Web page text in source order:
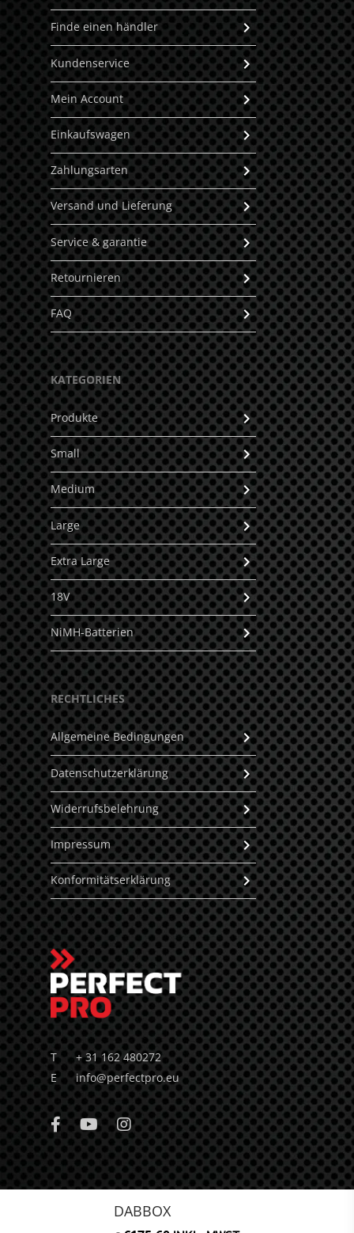
DABBOX
Finde einen händler
Kundenservice
Mein Account
Einkaufswagen
Zahlungsarten
Versand und Lieferung
Service & garantie
Retournieren
FAQ
KATEGORIEN
Produkte
Small
Medium
Large
Extra Large
18V
NiMH-Batterien
RECHTLICHES
Allgemeine Bedingungen
Datenschutzerklärung
Widerrufsbelehrung
Impressum
Konformitätserklärung
T+ 31 162 480272
Einfo@perfectpro.eu